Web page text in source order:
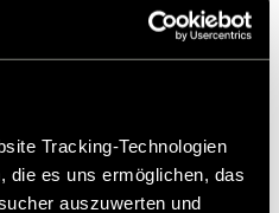
Tracking-Technologien
die es uns ermöglichen, das
auszuwerten und
tillgängliga från fabriken,
eftermonteras via din